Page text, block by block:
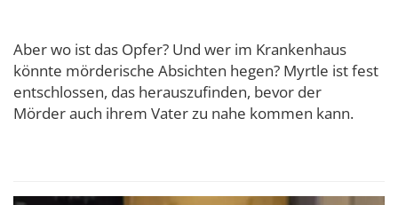
Aber wo ist das Opfer? Und wer im Krankenhaus
könnte mörderische Absichten hegen? Myrtle ist fest
entschlossen, das herauszufinden, bevor der
Mörder auch ihrem Vater zu nahe kommen kann.